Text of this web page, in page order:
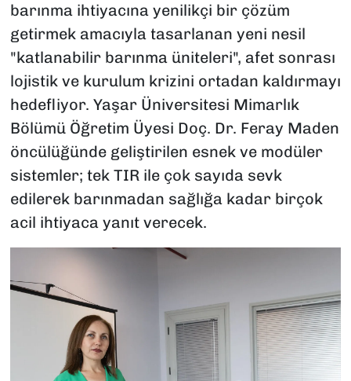
barınma ihtiyacına yenilikçi bir çözüm
getirmek amacıyla tasarlanan yeni nesil
"katlanabilir barınma üniteleri", afet sonrası
lojistik ve kurulum krizini ortadan kaldırmayı
hedefliyor. Yaşar Üniversitesi Mimarlık
Bölümü Öğretim Üyesi Doç. Dr. Feray Maden
öncülüğünde geliştirilen esnek ve modüler
sistemler; tek TIR ile çok sayıda sevk
edilerek barınmadan sağlığa kadar birçok
acil ihtiyaca yanıt verecek.